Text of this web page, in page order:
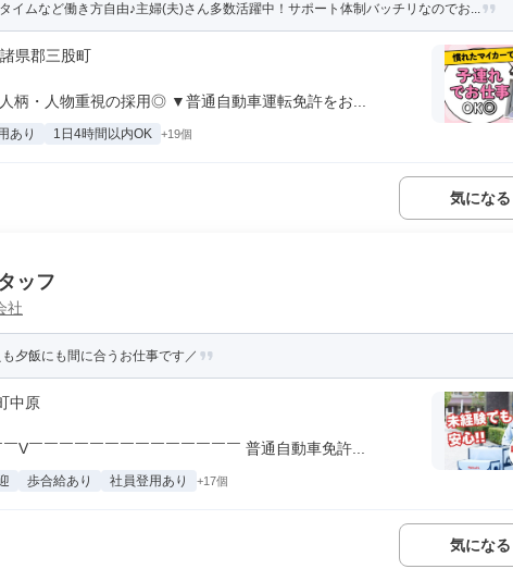
イムなど働き方自由♪主婦(夫)さん多数活躍中！サポート体制バッチリなのでお...
県郡三股町
柄・人物重視の採用◎ ▼普通自動車運転免許をお...
あり 1日4時間以内OK +19個
気になる
ッフ
社
夕飯にも間に合うお仕事です／
中原
V￣￣￣￣￣￣￣￣￣￣￣￣￣￣ 普通自動車免許...
歩合給あり 社員登用あり +17個
気になる